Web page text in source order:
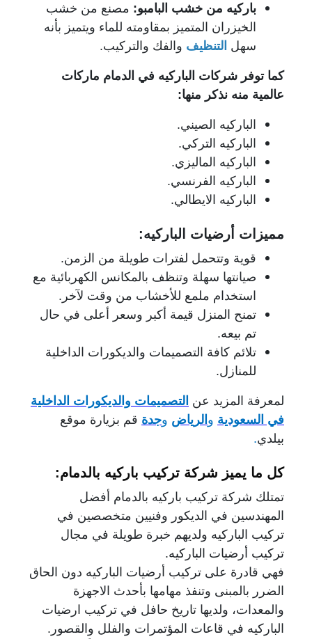
باركيه من خشب البامبو: مصنع من خشب
الخيزران المتميز بمقاومته للماء ويتميز بأنه
سهل التنظيف والفك والتركيب.
كما توفر شركات الباركيه في الدمام ماركات
عالمية منه نذكر منها:
الباركيه الصيني.
الباركيه التركي.
الباركيه الماليزي.
الباركيه الفرنسي.
الباركيه الايطالي.
مميزات أرضيات الباركيه:
قوية وتتحمل لفترات طويلة من الزمن.
صيانتها سهلة وتنظف بالمكانس الكهربائية مع
استخدام ملمع للأخشاب من وقت لآخر.
تمنح المنزل قيمة أكبر وسعر أعلى في حال
تم بيعه.
تلائم كافة التصميمات والديكورات الداخلية
للمنازل.
لمعرفة المزيد عن التصميمات والديكورات الداخلية
في السعودية و الرياض وجدة قم بزيارة موقع
بيلدي.
كل ما يميز شركة تركيب باركيه بالدمام:
تمتلك شركة تركيب باركيه بالدمام أفضل
المهندسين في الديكور وفنيين متخصصين في
تركيب الباركيه ولديهم خبرة طويلة في مجال
تركيب أرضيات الباركيه.
فهي قادرة على تركيب أرضيات الباركيه دون الحاق
الضرر بالمبنى وتنفذ مهامها بأحدث الاجهزة
والمعدات، ولديها تاريخ حافل في تركيب ارضيات
الباركيه في قاعات المؤتمرات والفلل والقصور.